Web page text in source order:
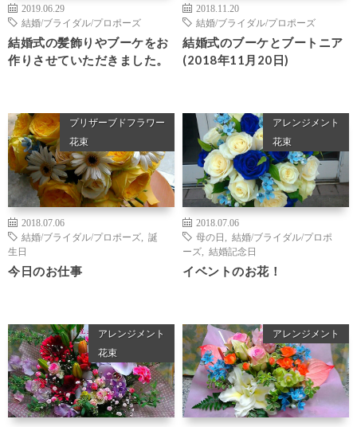
2019.06.29
結婚/ブライダル/プロポーズ
結婚式の髪飾りやブーケをお
作りさせていただきました。
2018.11.20
結婚/ブライダル/プロポーズ
結婚式のブーケとブートニア
(2018年11月20日)
プリザーブドフラワー
花束
2018.07.06
結婚/ブライダル/プロポーズ
誕
生日
今日のお仕事
アレンジメント
花束
2018.07.06
母の日
結婚/ブライダル/プロポ
ーズ
結婚記念日
イベントのお花！
アレンジメント
花束
アレンジメント